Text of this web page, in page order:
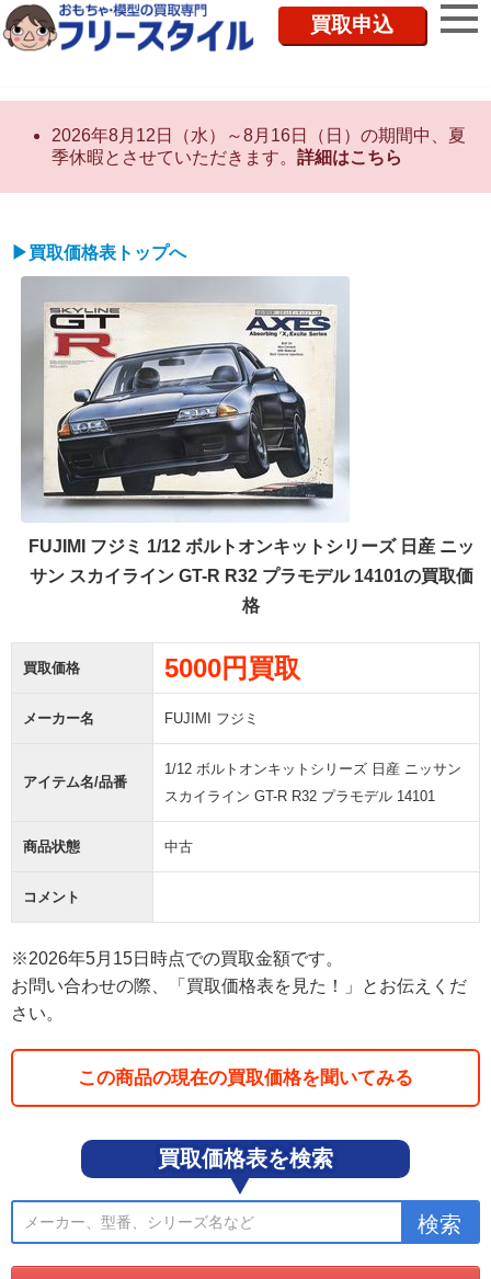
買取申込
2026年8月12日（水）～8月16日（日）の期間中、夏
季休暇とさせていただきます。 詳細はこちら
▶買取価格表トップへ
FUJIMI フジミ 1/12 ボルトオンキットシリーズ 日産 ニッ
サン スカイライン GT-R R32 プラモデル 14101の買取価
格
買取価格 5000円買取
メーカー名 FUJIMI フジミ
アイテム名/品番
1/12 ボルトオンキットシリーズ 日産 ニッサン
スカイライン GT-R R32 プラモデル 14101
商品状態 中古
コメント
※2026年5月15日時点での買取金額です。
お問い合わせの際、「買取価格表を見た！」とお伝えくだ
さい。
この商品の現在の買取価格を聞いてみる
買取価格表を検索